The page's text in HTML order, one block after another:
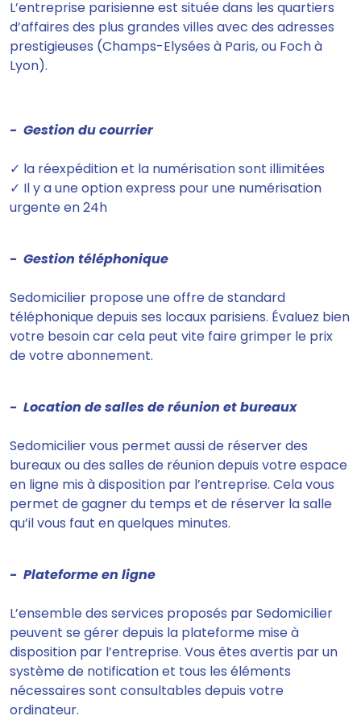
L’entreprise parisienne est située dans les quartiers
d’affaires des plus grandes villes avec des adresses
prestigieuses (Champs-Elysées à Paris, ou Foch à
Lyon).
- Gestion du courrier
✓ la réexpédition et la numérisation sont illimitées
✓ Il y a une option express pour une numérisation
urgente en 24h
- Gestion téléphonique
Sedomicilier propose une offre de standard
téléphonique depuis ses locaux parisiens. Évaluez bien
votre besoin car cela peut vite faire grimper le prix
de votre abonnement.
- Location de salles de réunion et bureaux
Sedomicilier vous permet aussi de réserver des
bureaux ou des salles de réunion depuis votre espace
en ligne mis à disposition par l’entreprise. Cela vous
permet de gagner du temps et de réserver la salle
qu’il vous faut en quelques minutes.
- Plateforme en ligne
L’ensemble des services proposés par Sedomicilier
peuvent se gérer depuis la plateforme mise à
disposition par l’entreprise. Vous êtes avertis par un
système de notification et tous les éléments
nécessaires sont consultables depuis votre
ordinateur.